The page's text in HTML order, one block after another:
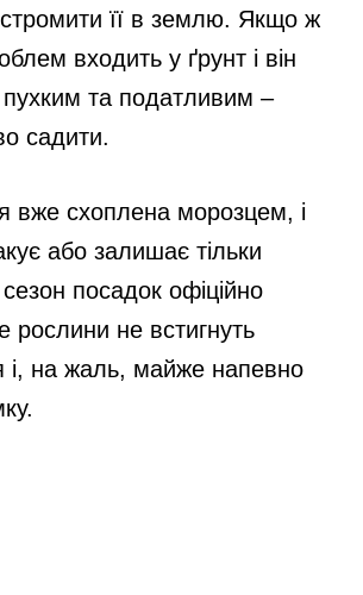
її в землю. Якщо ж
входить у ґрунт і він
та податливим –
садити.
вже схоплена морозцем, і
або залишає тільки
посадок офіційно
рослини не встигнуть
і, на жаль, майже напевно